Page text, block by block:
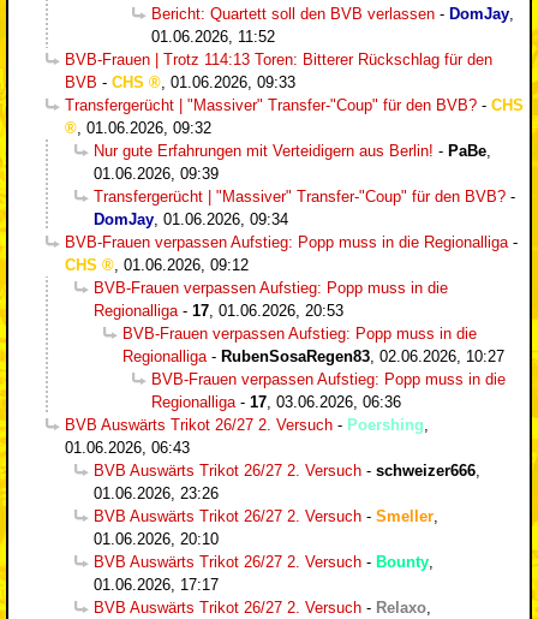
Bericht: Quartett soll den BVB verlassen - DomJay
01.06.2026, 11:52
BVB-Frauen | Trotz 114:13 Toren: Bitterer Rückschlag für den
BVB - CHS
01.06.2026, 09:33
Transfergerücht | "Massiver" Transfer-"Coup" für den BVB? - CHS
01.06.2026, 09:32
Nur gute Erfahrungen mit Verteidigern aus Berlin! - PaBe
01.06.2026, 09:39
Transfergerücht | "Massiver" Transfer-"Coup" für den BVB? -
DomJay 01.06.2026, 09:34
BVB-Frauen verpassen Aufstieg: Popp muss in die Regionalliga -
CHS
01.06.2026, 09:12
BVB-Frauen verpassen Aufstieg: Popp muss in die
Regionalliga - 17 01.06.2026, 20:53
BVB-Frauen verpassen Aufstieg: Popp muss in die
Regionalliga - RubenSosaRegen83 02.06.2026, 10:27
BVB-Frauen verpassen Aufstieg: Popp muss in die
Regionalliga - 17 03.06.2026, 06:36
BVB Auswärts Trikot 26/27 2. Versuch - Poershing
01.06.2026, 06:43
BVB Auswärts Trikot 26/27 2. Versuch - schweizer666
01.06.2026, 23:26
BVB Auswärts Trikot 26/27 2. Versuch - Smeller
01.06.2026, 20:10
BVB Auswärts Trikot 26/27 2. Versuch - Bounty
01.06.2026, 17:17
BVB Auswärts Trikot 26/27 2. Versuch - Relaxo